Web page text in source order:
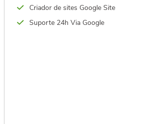
Criador de sites Google Site
Suporte 24h Via Google